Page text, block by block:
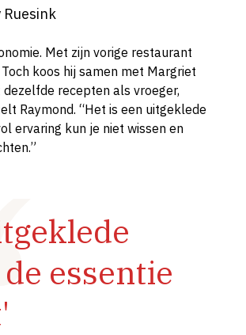
Met zijn vorige restaurant
koos hij samen met Margriet
recepten als vroeger,
Raymond. “Het is een uitgeklede
ervaring kun je niet wissen en
essentie